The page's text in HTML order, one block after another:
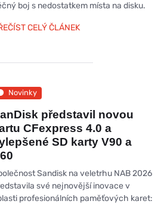
boj s nedostatkem místa na disku.
CELÝ ČLÁNEK
Novinky
představil novou
CFexpress 4.0 a
SD karty V90 a
Sandisk na veletrhu NAB 2026
své nejnovější inovace v
profesionálních paměťových karet: